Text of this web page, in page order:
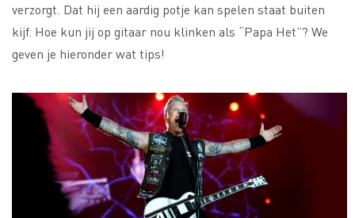
verzorgt. Dat hij een aardig potje kan spelen staat buiten
kijf. Hoe kun jij op gitaar nou klinken als “Papa Het”? We
geven je hieronder wat tips!